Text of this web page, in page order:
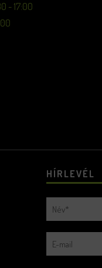
- 17:00
HÍRLEVÉL